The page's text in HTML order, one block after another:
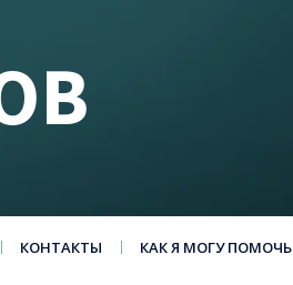
КОНТАКТЫ КАК Я МОГУ ПОМОЧЬ